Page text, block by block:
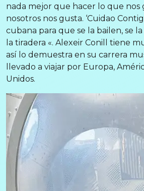
nada mejor que hacer lo que nos
nosotros nos gusta. ‘Cuidao
cubana para que se la bailen, se
la tiradera «. Alexeir Conill tiene
así lo demuestra en su carrera
llevado a viajar por Europa,
Unidos.